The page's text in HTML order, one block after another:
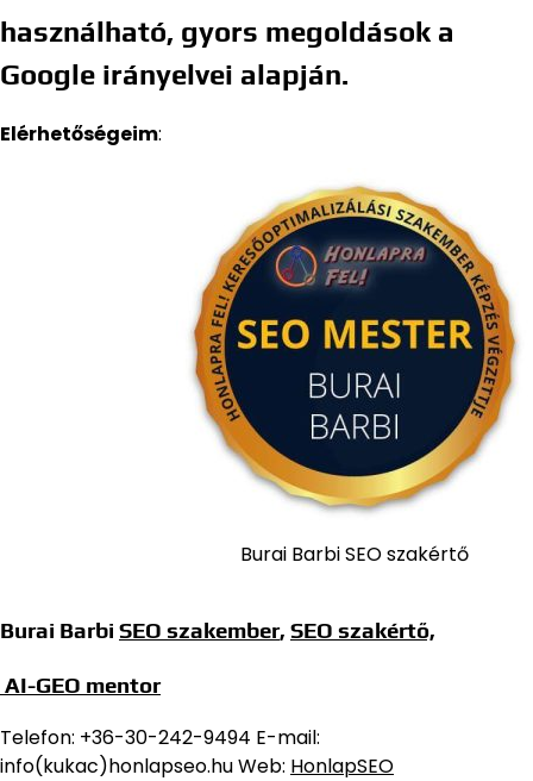
használható, gyors megoldások a
Google irányelvei alapján.
Elérhetőségeim:
Burai Barbi SEO szakértő
Burai Barbi SEO szakember, SEO szakértő,
AI-GEO mentor
Telefon: +36-30-242-9494 E-mail:
info(kukac)honlapseo.hu Web: HonlapSEO